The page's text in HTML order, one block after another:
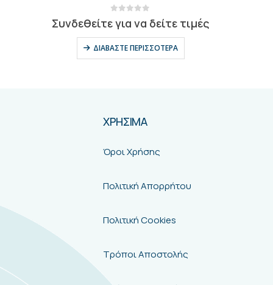
Συνδεθείτε για να δείτε τιμές
ΔΙΑΒΆΣΤΕ ΠΕΡΙΣΣΌΤΕΡΑ
ΧΡΗΣΙΜΑ
Όροι Χρήσης
Πολιτική Απορρήτου
Πολιτική Cookies
Τρόποι Αποστολής